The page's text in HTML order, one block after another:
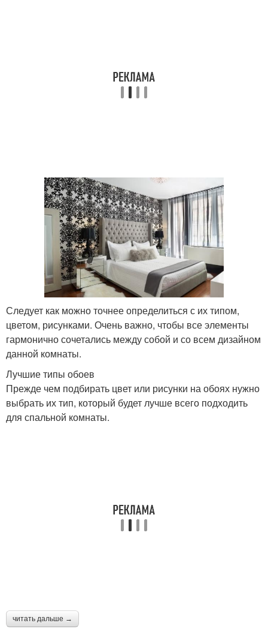
спальни
Следует как можно точнее определиться с их типом,
цветом, рисунками. Очень важно, чтобы все элементы
гармонично сочетались между собой и со всем дизайном
данной комнаты.
Лучшие типы обоев
Прежде чем подбирать цвет или рисунки на обоях нужно
выбрать их тип, который будет лучше всего подходить
для спальной комнаты.
читать дальше →